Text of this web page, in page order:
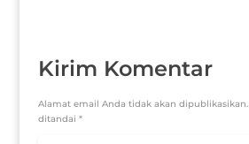
Kirim Komentar
Alamat email Anda tidak akan dipublikasikan.
ditandai *